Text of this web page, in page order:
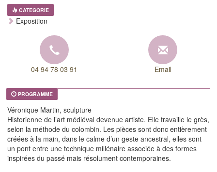
CATEGORIE
Exposition
04 94 78 03 91 Email
PROGRAMME
Véronique Martin, sculpture
Historienne de l’art médiéval devenue artiste. Elle travaille le grès,
selon la méthode du colombin. Les pièces sont donc entièrement
créées à la main, dans le calme d’un geste ancestral, elles sont
un pont entre une technique millénaire associée à des formes
inspirées du passé mais résolument contemporaines.